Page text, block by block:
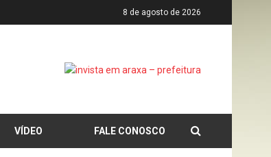
8 de agosto de 2026
VÍDEO FALE CONOSCO